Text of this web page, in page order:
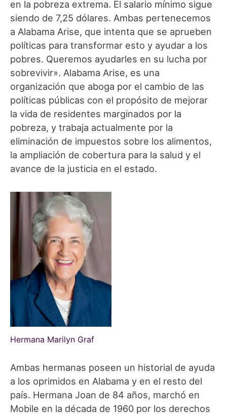
en la pobreza extrema. El salario mínimo sigue
siendo de 7,25 dólares. Ambas pertenecemos
a Alabama Arise, que intenta que se aprueben
políticas para transformar esto y ayudar a los
pobres. Queremos ayudarles en su lucha por
sobrevivir». Alabama Arise, es una
organización que aboga por el cambio de las
políticas públicas con el propósito de mejorar
la vida de residentes marginados por la
pobreza, y trabaja actualmente por la
eliminación de impuestos sobre los alimentos,
la ampliación de cobertura para la salud y el
avance de la justicia en el estado.
Hermana Marilyn Graf
Ambas hermanas poseen un historial de ayuda
a los oprimidos en Alabama y en el resto del
país. Hermana Joan de 84 años, marchó en
Mobile en la década de 1960 por los derechos